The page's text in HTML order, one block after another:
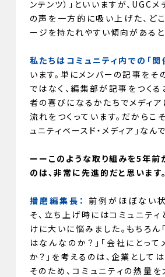
ンテンツ）」といいますが、UGC
の声を一方的に吸い上げた、ど
ージを持たれやすい傾向があると
私たちはコミュニティ内での「関
います。単にメンバーの記事をそ
ではなく、編集部が記事をつくる
者の喜びになるかたちでメディア
流れをつくっています。だからこ
ュニティベースド・メディア」なんで
ーーこのような取り組みを5年前
のは、非常に先進的だと思います。
播磨編集長： 前例がほぼない
そ、立ち上げ時にはコミュニティ
けに大いに悩みました。もちろん
はなんなのか？」「会社にとって
か？」を考えるのは、企業として
そのため、コミュニティの熱量を